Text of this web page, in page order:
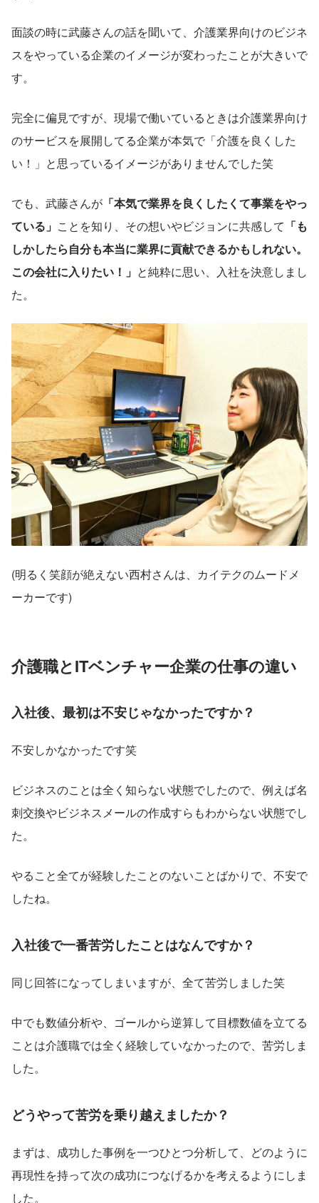
面談の時に武藤さんの話を聞いて、介護業界向けのビジネ
スをやっている企業のイメージが変わったことが大きいで
す。
完全に偏見ですが、現場で働いているときは介護業界向け
のサービスを展開してる企業が本気で「介護を良くした
い！」と思っているイメージがありませんでした笑
でも、武藤さんが 「本気で業界を良くしたくて事業をやっ
ている」 ことを知り、その想いやビジョンに共感して 「も
しかしたら自分も本当に業界に貢献できるかもしれない。
この会社に入りたい！」 と純粋に思い、入社を決意しまし
た。
(明るく笑顔が絶えない西村さんは、カイテクのムードメ
ーカーです)
介護職とITベンチャー企業の仕事の違い
入社後、最初は不安じゃなかったですか？
不安しかなかったです笑
ビジネスのことは全く知らない状態でしたので、例えば名
刺交換やビジネスメールの作成すらもわからない状態でし
た。
やること全てが経験したことのないことばかりで、不安で
したね。
入社後で一番苦労したことはなんですか？
同じ回答になってしまいますが、全て苦労しました笑
中でも数値分析や、ゴールから逆算して目標数値を立てる
ことは介護職では全く経験していなかったので、苦労しま
した。
どうやって苦労を乗り越えましたか？
まずは、成功した事例を一つひとつ分析して、どのように
再現性を持って次の成功につなげるかを考えるようにしま
した。